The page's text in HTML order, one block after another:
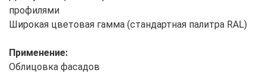
профилями
Широкая цветовая гамма (стандартная палитра RAL)
Применение:
Облицовка фасадов